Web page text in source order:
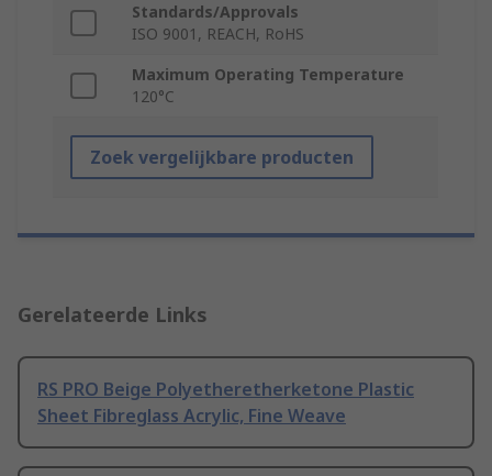
Standards/Approvals
ISO 9001, REACH, RoHS
Maximum Operating Temperature
120°C
Zoek vergelijkbare producten
Gerelateerde Links
RS PRO Beige Polyetheretherketone Plastic
Sheet Fibreglass Acrylic, Fine Weave